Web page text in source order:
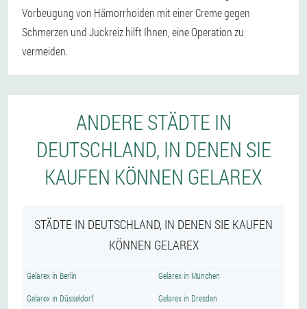
Vorbeugung von Hämorrhoiden mit einer Creme gegen
Schmerzen und Juckreiz hilft Ihnen, eine Operation zu
vermeiden.
ANDERE STÄDTE IN
DEUTSCHLAND, IN DENEN SIE
KAUFEN KÖNNEN GELAREX
STÄDTE IN DEUTSCHLAND, IN DENEN SIE KAUFEN
KÖNNEN GELAREX
Gelarex in Berlin Gelarex in München
Gelarex in Düsseldorf Gelarex in Dresden